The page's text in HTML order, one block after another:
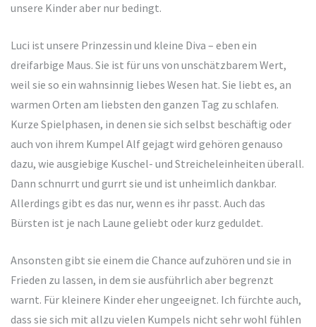
unsere Kinder aber nur bedingt.
Luci ist unsere Prinzessin und kleine Diva – eben ein
dreifarbige Maus. Sie ist für uns von unschätzbarem Wert,
weil sie so ein wahnsinnig liebes Wesen hat. Sie liebt es, an
warmen Orten am liebsten den ganzen Tag zu schlafen.
Kurze Spielphasen, in denen sie sich selbst beschäftig oder
auch von ihrem Kumpel Alf gejagt wird gehören genauso
dazu, wie ausgiebige Kuschel- und Streicheleinheiten überall.
Dann schnurrt und gurrt sie und ist unheimlich dankbar.
Allerdings gibt es das nur, wenn es ihr passt. Auch das
Bürsten ist je nach Laune geliebt oder kurz geduldet.
Ansonsten gibt sie einem die Chance aufzuhören und sie in
Frieden zu lassen, in dem sie ausführlich aber begrenzt
warnt. Für kleinere Kinder eher ungeeignet. Ich fürchte auch,
dass sie sich mit allzu vielen Kumpels nicht sehr wohl fühlen